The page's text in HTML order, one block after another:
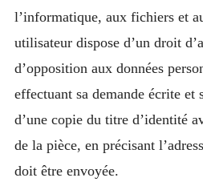
l’informatique, aux fichiers et
utilisateur dispose d’un droit
d’opposition aux données
effectuant sa demande écrite et
d’une copie du titre d’identité
de la pièce, en précisant
doit être envoyée.